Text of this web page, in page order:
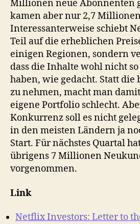
Millionen neue Abonnenten
kamen aber nur 2,7
Interessanterweise schiebt
Teil auf die erheblichen
einigen Regionen, sondern
dass die Inhalte wohl nicht
haben, wie gedacht. Statt die
zu nehmen, macht man
eigene Portfolio schlecht.
Konkurrenz soll es nicht
in den meisten Ländern ja
Start. Für nächstes Quartal
übrigens 7 Millionen
vorgenommen.
Link
Netflix Investors: Letter to